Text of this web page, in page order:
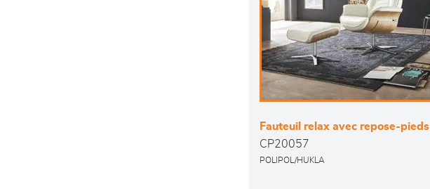
Fauteuil relax avec repose-pieds
CP20057
POLIPOL/HUKLA